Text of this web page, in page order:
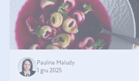
Paulina Maludy
1 gru 2025